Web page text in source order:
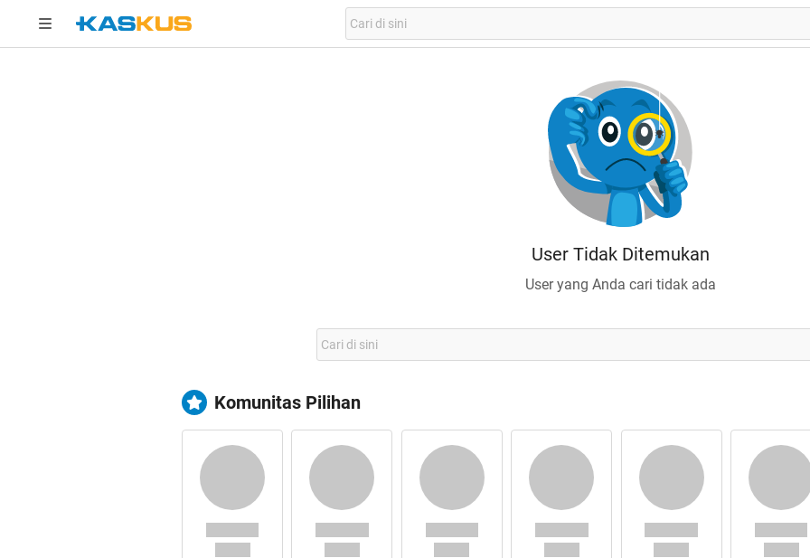
User Tidak Ditemukan
User yang Anda cari tidak ada
Komunitas Pilihan